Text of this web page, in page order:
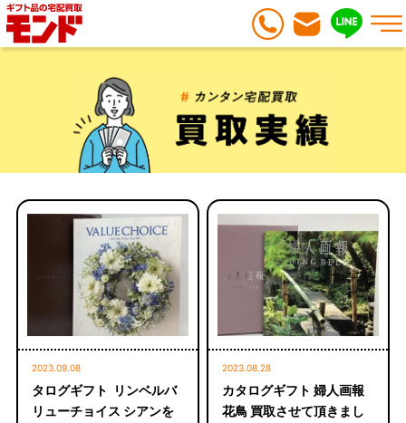
2023.09.08
タログギフト リンベルバ
リューチョイス シアンを
2023.08.28
カタログギフト 婦人画報
花鳥 買取させて頂きまし